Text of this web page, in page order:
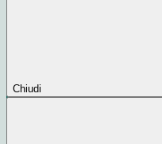
Chiudi